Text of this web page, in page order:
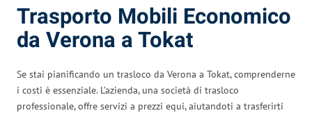
Trasporto Mobili Economico
da Verona a Tokat
Se stai pianificando un trasloco da Verona a Tokat, comprenderne
i costi è essenziale. L’azienda, una società di trasloco
professionale, offre servizi a prezzi equi, aiutandoti a trasferirti